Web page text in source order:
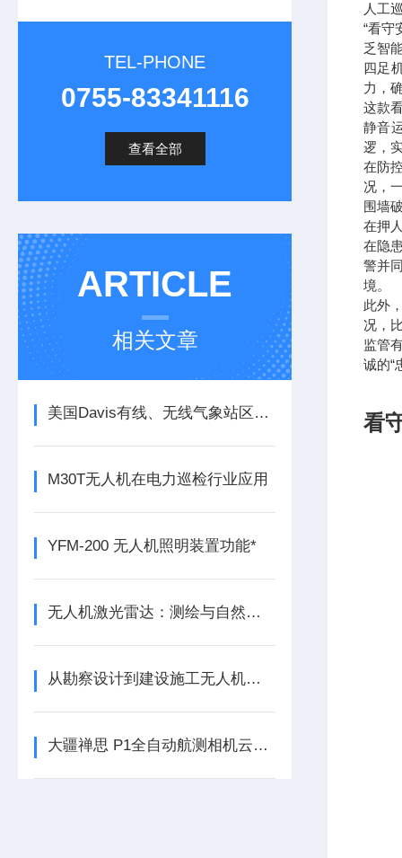
TEL-PHONE
0755-83341116
查看全部
ARTICLE
相关文章
美国Davis有线、无线气象站区别说明
M30T无人机在电力巡检行业应用
YFM-200 无人机照明装置功能*
无人机激光雷达：测绘与自然保护的精准仪器
从勘察设计到建设施工无人机全方面赋能工程建设
大疆禅思 P1全自动航测相机云台简介
人工
“看守
乏智
四足
力，
这款
静音
逻，
在防
况，
围墙
在押
在隐
警并
境。
此外
况，
监管
诚的“
看